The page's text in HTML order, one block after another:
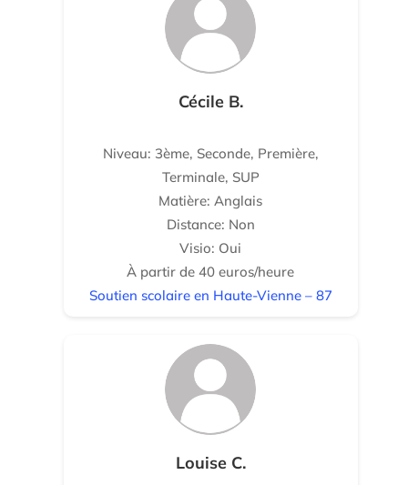
Cécile B.
Niveau: 3ème, Seconde, Première,
Terminale, SUP
Matière: Anglais
Distance: Non
Visio: Oui
À partir de 40 euros/heure
Soutien scolaire en Haute-Vienne – 87
Louise C.